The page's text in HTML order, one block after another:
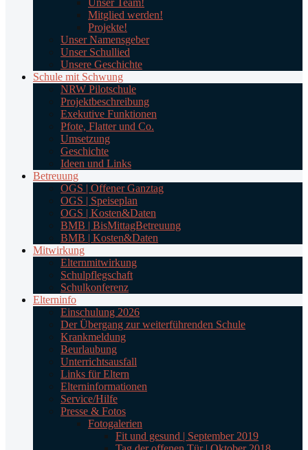
Mitglied werden!
Projekte!
Unser Namensgeber
Unser Schullied
Unsere Geschichte
Schule mit Schwung
NRW Pilotschule
Projektbeschreibung
Exekutive Funktionen
Pfote, Flatter und Co.
Umsetzung
Geschichte
Ideen und Links
Betreuung
OGS | Offener Ganztag
OGS | Speiseplan
OGS | Kosten&Daten
BMB | BisMittagBetreuung
BMB | Kosten&Daten
Mitwirkung
Elternmitwirkung
Schulpflegschaft
Schulkonferenz
Elterninfo
Einschulung 2026
Der Übergang zur weiterführenden Schule
Krankmeldung
Beurlaubung
Unterrichtsausfall
Links für Eltern
Elterninformationen
Service/Hilfe
Presse & Fotos
Fotogalerien
Fit und gesund | September 2019